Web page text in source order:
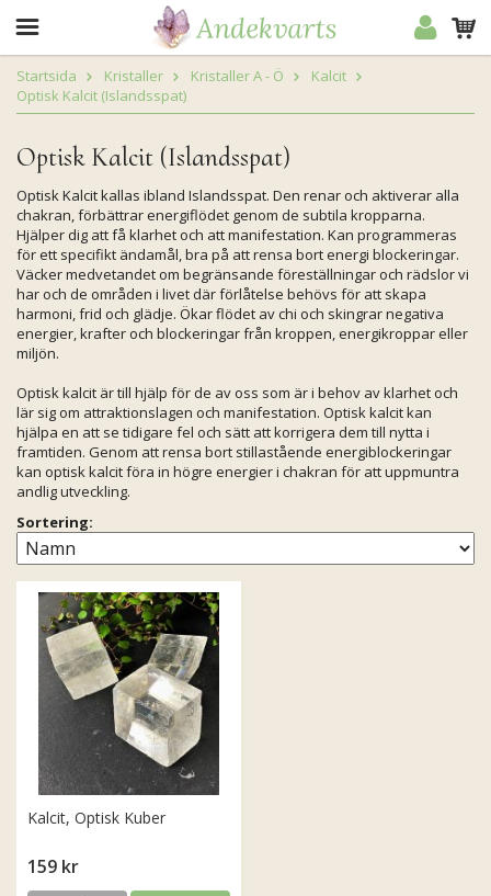
Startsida Kristaller Kristaller A - Ö
Kalcit
Optisk Kalcit (Islandsspat)
Optisk Kalcit (Islandsspat)
Optisk Kalcit kallas ibland Islandsspat. Den renar och aktiverar alla
chakran, förbättrar energiflödet genom de subtila kropparna.
Hjälper dig att få klarhet och att manifestation. Kan programmeras
för ett specifikt ändamål, bra på att rensa bort energi blockeringar.
Väcker medvetandet om begränsande föreställningar och rädslor vi
har och de områden i livet där förlåtelse behövs för att skapa
harmoni, frid och glädje. Ökar flödet av chi och skingrar negativa
energier, krafter och blockeringar från kroppen, energikroppar eller
miljön.
Optisk kalcit är till hjälp för de av oss som är i behov av klarhet och
lär sig om attraktionslagen och manifestation. Optisk kalcit kan
hjälpa en att se tidigare fel och sätt att korrigera dem till nytta i
framtiden. Genom att rensa bort stillastående energiblockeringar
kan optisk kalcit föra in högre energier i chakran för att uppmuntra
andlig utveckling.
Sortering:
Kalcit, Optisk Kuber
159 kr